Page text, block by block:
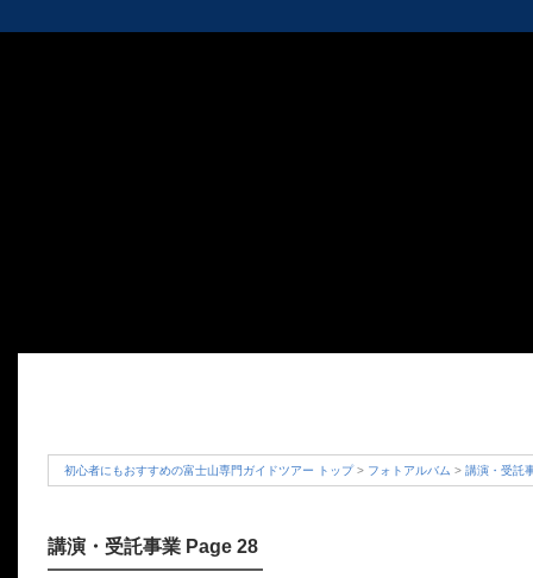
初心者にもおすすめの富士山専門ガイドツアー トップ> フォトアルバム > 講演・受託
講演・受託事業 Page 28